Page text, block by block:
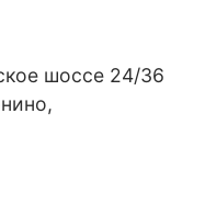
шоссе 24/36